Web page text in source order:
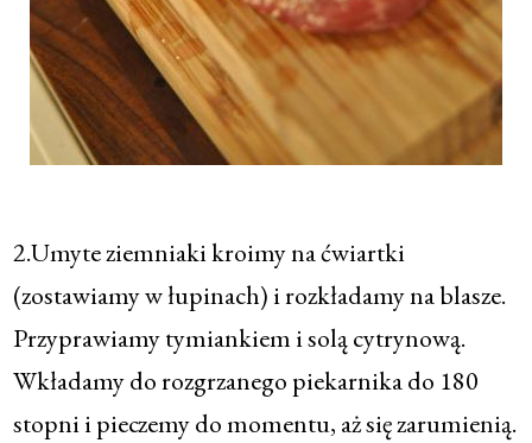
2.Umyte ziemniaki kroimy na ćwiartki
(zostawiamy w łupinach) i rozkładamy na blasze.
Przyprawiamy tymiankiem i solą cytrynową.
Wkładamy do rozgrzanego piekarnika do 180
stopni i pieczemy do momentu, aż się zarumienią.